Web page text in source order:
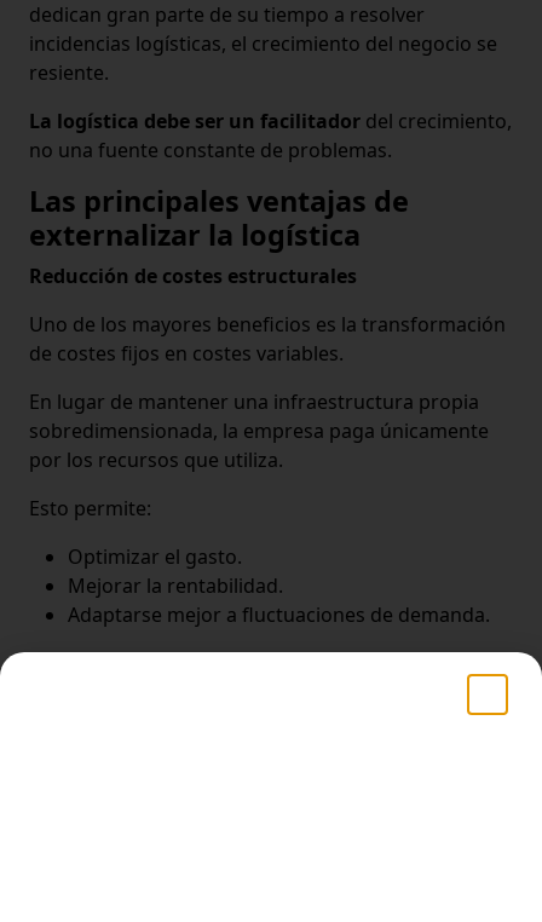
dedican gran parte de su tiempo a resolver
incidencias logísticas, el crecimiento del negocio se
resiente.
La logística debe ser un facilitador del crecimiento,
no una fuente constante de problemas.
Las principales ventajas de
externalizar la logística
Reducción de costes estructurales
Uno de los mayores beneficios es la transformación
de costes fijos en costes variables.
En lugar de mantener una infraestructura propia
sobredimensionada, la empresa paga únicamente
por los recursos que utiliza.
Esto permite:
Optimizar el gasto.
Mejorar la rentabilidad.
Adaptarse mejor a fluctuaciones de demanda.